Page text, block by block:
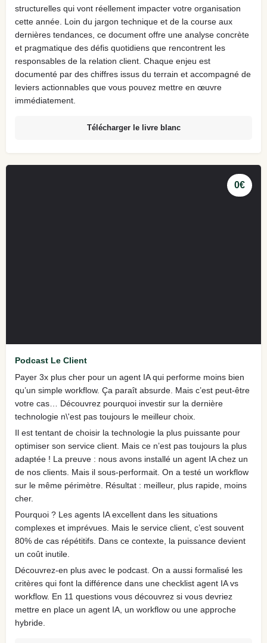
structurelles qui vont réellement impacter votre organisation
cette année. Loin du jargon technique et de la course aux
dernières tendances, ce document offre une analyse concrète
et pragmatique des défis quotidiens que rencontrent les
responsables de la relation client. Chaque enjeu est
documenté par des chiffres issus du terrain et accompagné de
leviers actionnables que vous pouvez mettre en œuvre
immédiatement.
Télécharger le livre blanc
Podcast Le Client
Payer 3x plus cher pour un agent IA qui performe moins bien
qu’un simple workflow. Ça paraît absurde. Mais c’est peut-être
votre cas… Découvrez pourquoi investir sur la dernière
technologie n\'est pas toujours le meilleur choix.
Il est tentant de choisir la technologie la plus puissante pour
optimiser son service client. Mais ce n’est pas toujours la plus
adaptée ! La preuve : nous avons installé un agent IA chez un
de nos clients. Mais il sous-performait. On a testé un workflow
sur le même périmètre. Résultat : meilleur, plus rapide, moins
cher.
Pourquoi ? Les agents IA excellent dans les situations
complexes et imprévues. Mais le service client, c’est souvent
80% de cas répétitifs. Dans ce contexte, la puissance devient
un coût inutile.
Découvrez-en plus avec le podcast. On a aussi formalisé les
critères qui font la différence dans une checklist agent IA vs
workflow. En 11 questions vous découvrez si vous devriez
mettre en place un agent IA, un workflow ou une approche
hybride.
0€